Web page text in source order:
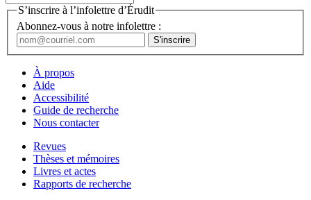
S’inscrire à l’infolettre d’Érudit
Abonnez-vous à notre infolettre :
À propos
Aide
Accessibilité
Guide de recherche
Nous contacter
Revues
Thèses et mémoires
Livres et actes
Rapports de recherche